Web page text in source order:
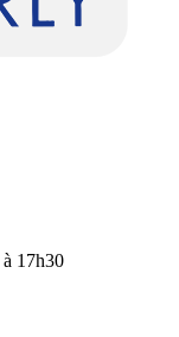
17h30